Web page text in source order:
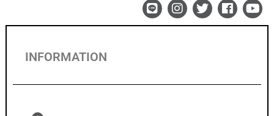
INFORMATION